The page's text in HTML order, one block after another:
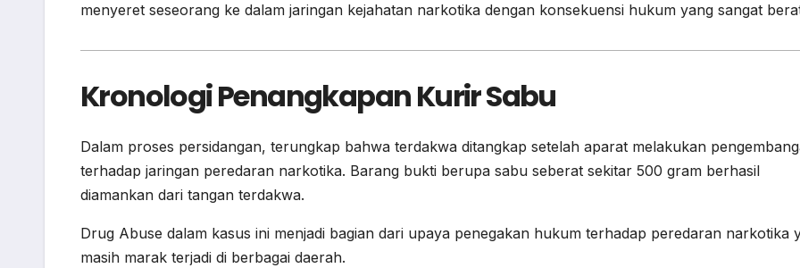
menyeret seseorang ke dalam jaringan kejahatan narkotika dengan konsekuensi hukum yang sangat
Kronologi Penangkapan Kurir Sabu
Dalam proses persidangan, terungkap bahwa terdakwa ditangkap setelah aparat melakukan
terhadap jaringan peredaran narkotika. Barang bukti berupa sabu seberat sekitar 500 gram berhasil
diamankan dari tangan terdakwa.
Drug Abuse dalam kasus ini menjadi bagian dari upaya penegakan hukum terhadap peredaran narkotika
masih marak terjadi di berbagai daerah.